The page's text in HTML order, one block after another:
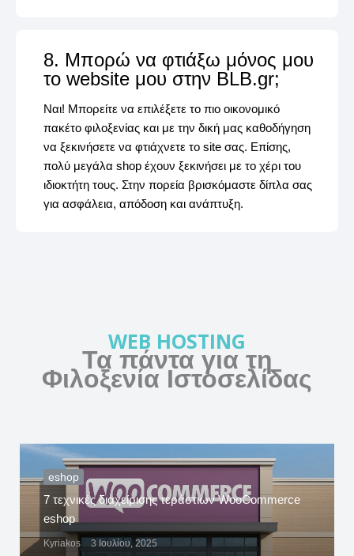
8. Μπορώ να φτιάξω μόνος μου
το website μου στην BLB.gr;
Ναι! Μπορείτε να επιλέξετε το πιο οικονομικό
πακέτο φιλοξενίας και με την δική μας καθοδήγηση
να ξεκινήσετε να φτιάχνετε το site σας. Επίσης,
πολύ μεγάλα shop έχουν ξεκινήσει με το χέρι του
ιδιοκτήτη τους. Στην πορεία βρισκόμαστε δίπλα σας
για ασφάλεια, απόδοση και ανάπτυξη.
WEB HOSTING
Τα πάντα για τη
Φιλοξενία Ιστοσελίδας
eshop
7 τεχνικές διαχείρισης τεράστιων WooCommerce
eshop
Kyriakos 3 Ιουλίου, 2025